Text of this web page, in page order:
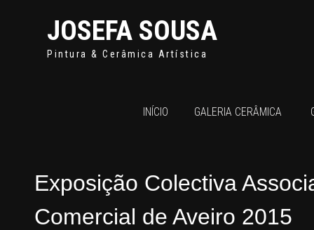
JOSEFA SOUSA
Pintura & Cerâmica Artística
INÍCIO GALERIA CERÂMICA
Exposição Colectiva
Comercial de Aveiro 2015